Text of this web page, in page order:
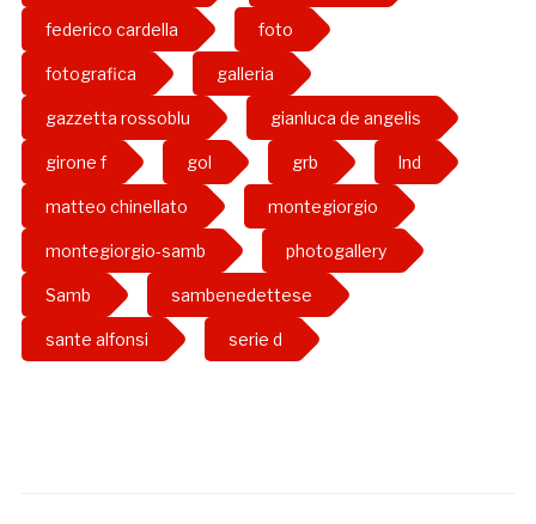
federico cardella foto
fotografica galleria
gazzetta rossoblu gianluca de angelis
girone f gol grb lnd
matteo chinellato montegiorgio
montegiorgio-samb photogallery
Samb sambenedettese
sante alfonsi serie d